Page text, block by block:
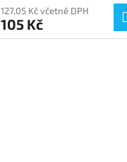
127,05 Kč včetně DPH
105 Kč